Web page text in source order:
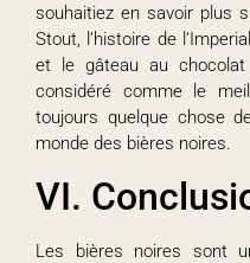
souhaitiez en savoir plus
Stout, l’histoire de
et le gâteau au
considéré comme le
toujours quelque chose
monde des bières noires.
VI.
Les bières noires sont